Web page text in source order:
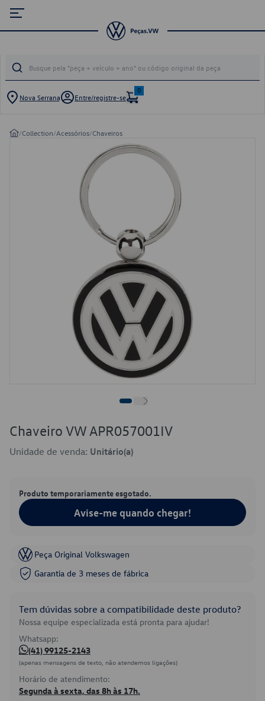
Nova Serrana Entre/registre-se
0
/Collection/Acessórios/Chaveiros
Chaveiro VW APR057001IV
Unidade de venda: Unitário(a)
Produto temporariamente esgotado.
Avise-me quando chegar!
Peça Original Volkswagen
Garantia de 3 meses de fábrica
Tem dúvidas sobre a compatibilidade deste produto?
Nossa equipe especializada está pronta para ajudar!
Whatsapp:
(41) 99125-2143
(apenas mensagens de texto, não atendemos ligações)
Horário de atendimento:
Segunda à sexta, das 8h às 17h.